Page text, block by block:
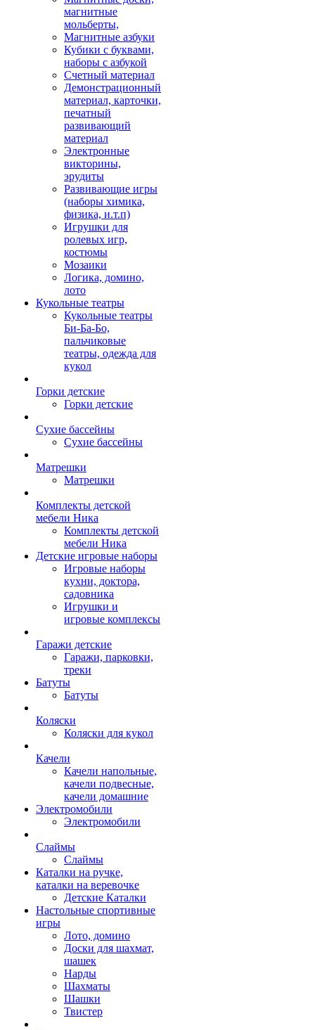
магнитные
мольберты,
Магнитные азбуки
Кубики с буквами,
наборы с азбукой
Счетный материал
Демонстрационный
материал, карточки,
печатный
развивающий
материал
Электронные
викторины,
эрудиты
Развивающие игры
(наборы химика,
физика, и.т.п)
Игрушки для
ролевых игр,
костюмы
Мозаики
Логика, домино,
лото
Кукольные театры
Кукольные театры
Би-Ба-Бо,
пальчиковые
театры, одежда для
кукол
Горки детские
Горки детские
Сухие бассейны
Сухие бассейны
Матрешки
Матрешки
Комплекты детской
мебели Ника
Комплекты детской
мебели Ника
Детские игровые наборы
Игровые наборы
кухни, доктора,
садовника
Игрушки и
игровые комплексы
Гаражи детские
Гаражи, парковки,
треки
Батуты
Батуты
Коляски
Коляски для кукол
Качели
Качели напольные,
качели подвесные,
качели домашние
Электромобили
Электромобили
Слаймы
Слаймы
Каталки на ручке,
каталки на веревочке
Детские Каталки
Настольные спортивные
игры
Лото, домино
Доски для шахмат,
шашек
Нарды
Шахматы
Шашки
Твистер